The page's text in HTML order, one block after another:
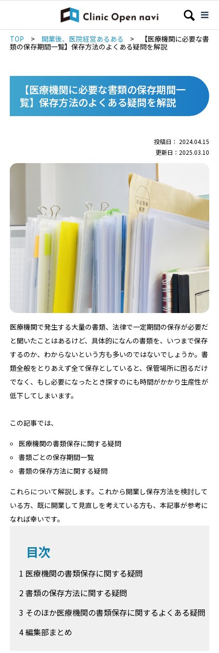
TOP > 開業後、医院経営あるある >
【医療機関に必要な書
類の保存期間一覧】保存方法のよくある疑問を解説
【医療機関に必要な書類の保存期間一
覧】保存方法のよくある疑問を解説
投稿日： 2024.04.15
更新日：2025.03.10
医療機関で発生する大量の書類、法律で一定期間の保存が必要だ
と聞いたことはあるけど、具体的になんの書類を、いつまで保存
するのか、わからないという方も多いのではないでしょうか。書
類全般をとりあえず全て保存としていると、保管場所に困るだけ
でなく、もし必要になったとき探すのにも時間がかかり生産性が
低下してしまいます。
この記事では、
医療機関の書類保存に関する疑問
書類ごとの保存期間一覧
書類の保存方法に関する疑問
これらについて解説します。これから開業し保存方法を検討して
いる方、既に開業して見直しを考えている方も、本記事が参考に
なれば幸いです。
目次
1 医療機関の書類保存に関する疑問
2 書類の保存方法に関する疑問
3 そのほか医療機関の書類保存に関するよくある疑問
4 編集部まとめ